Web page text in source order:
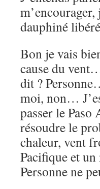
dauphiné
Bon je vais
cause du
dit ?
moi, non…
passer le
résoudre le
chaleur, vent
Pacifique et
Personne ne